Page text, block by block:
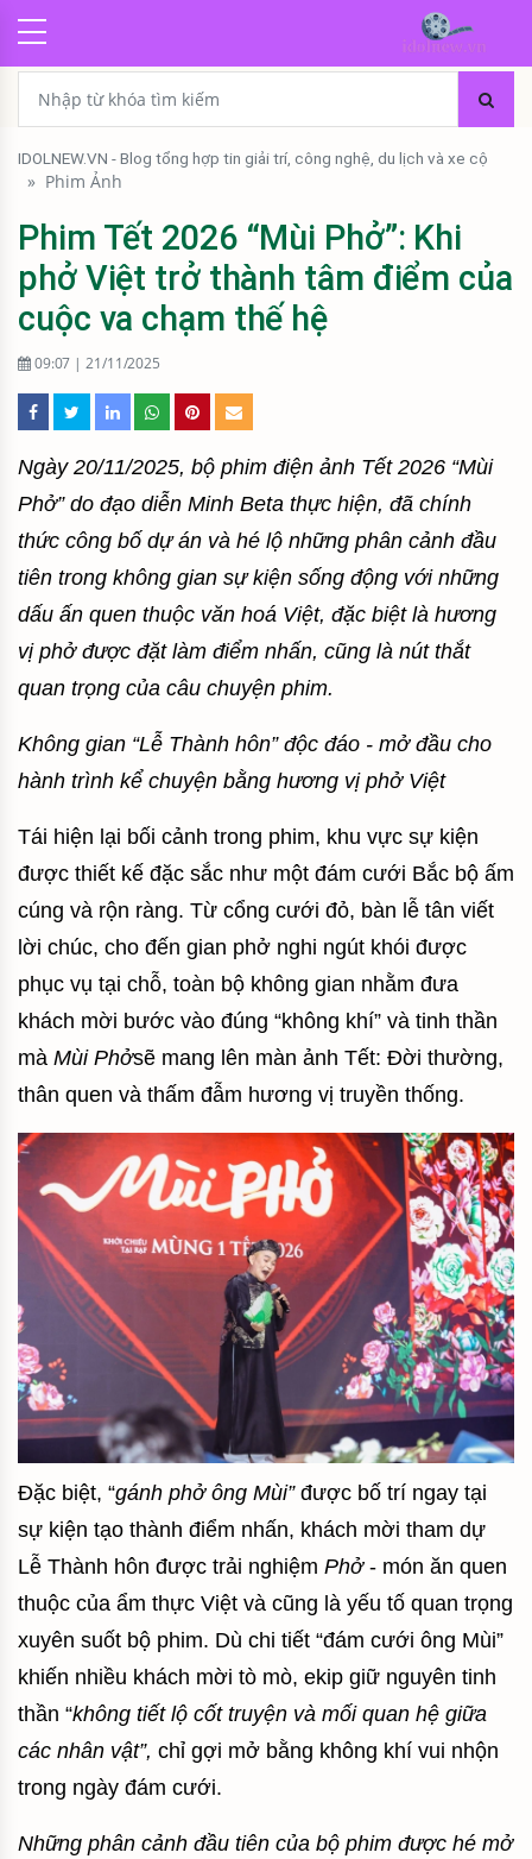
IDOLNEW.VN - Blog tổng hợp tin giải trí, công nghệ, du lịch và xe cộ
» Phim Ảnh
Phim Tết 2026 “Mùi Phở”: Khi
phở Việt trở thành tâm điểm của
cuộc va chạm thế hệ
09:07 | 21/11/2025
Ngày 20/11/2025, bộ phim điện ảnh Tết 2026 “Mùi
Phở” do đạo diễn Minh Beta thực hiện, đã chính
thức công bố dự án và hé lộ những phân cảnh đầu
tiên trong không gian sự kiện sống động với những
dấu ấn quen thuộc văn hoá Việt, đặc biệt là hương
vị phở được đặt làm điểm nhấn, cũng là nút thắt
quan trọng của câu chuyện phim.
Không gian “Lễ Thành hôn” độc đáo - mở đầu cho
hành trình kể chuyện bằng hương vị phở Việt
Tái hiện lại bối cảnh trong phim, khu vực sự kiện
được thiết kế đặc sắc như một đám cưới Bắc bộ ấm
cúng và rộn ràng. Từ cổng cưới đỏ, bàn lễ tân viết
lời chúc, cho đến gian phở nghi ngút khói được
phục vụ tại chỗ, toàn bộ không gian nhằm đưa
khách mời bước vào đúng “không khí” và tinh thần
mà Mùi Phởsẽ mang lên màn ảnh Tết: Đời thường,
thân quen và thấm đẫm hương vị truyền thống.
Đặc biệt, “gánh phở ông Mùi”được bố trí ngay tại
sự kiện tạo thành điểm nhấn, khách mời tham dự
Lễ Thành hôn được trải nghiệm Phở - món ăn quen
thuộc của ẩm thực Việt và cũng là yếu tố quan trọng
xuyên suốt bộ phim. Dù chi tiết “đám cưới ông Mùi”
khiến nhiều khách mời tò mò, ekip giữ nguyên tinh
thần “không tiết lộ cốt truyện và mối quan hệ giữa
các nhân vật”, chỉ gợi mở bằng không khí vui nhộn
trong ngày đám cưới.
Những phân cảnh đầu tiên của bộ phim được hé mở